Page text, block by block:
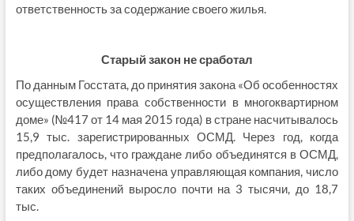
ответственность за содержание своего жилья.
Старый закон не сработал
По данным Госстата, до принятия закона «Об особенностях
осуществления права собственности в многоквартирном
доме» (№417 от 14 мая 2015 года) в стране насчитывалось
15,9 тыс. зарегистрированных ОСМД. Через год, когда
предполагалось, что граждане либо объединятся в ОСМД,
либо дому будет назначена управляющая компания, число
таких объединений выросло почти на 3 тысячи, до 18,7
тыс.